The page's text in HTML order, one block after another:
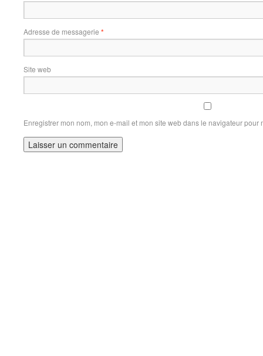
Adresse de messagerie *
Site web
Enregistrer mon nom, mon e-mail et mon site web dans le navigateur pour